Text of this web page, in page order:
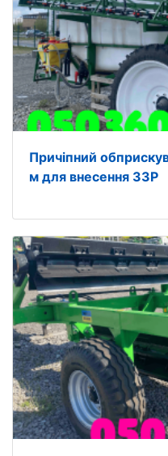
Причіпний
м для внесення ЗЗР